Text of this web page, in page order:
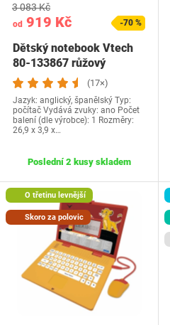
od 919 Kč
3 083 Kč
-70 %
Dětský notebook Vtech
80-133867 růžový
(17×)
Jazyk: anglický, španělský Typ:
počítač Vydává zvuky: ano Počet
balení (dle výrobce): 1 Rozměry:
‎26,9 x 3,9 x…
Poslední 2 kusy skladem
O třetinu levnější
Skoro za polovic